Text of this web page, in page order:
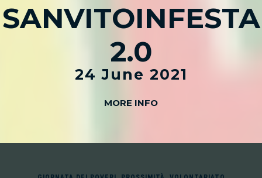
SANVITOINFESTA
2.0
24 June 2021
MORE INFO